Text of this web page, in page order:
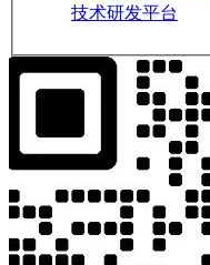
技术研发平台